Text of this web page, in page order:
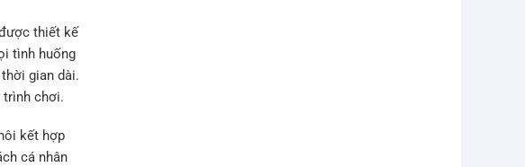
thiết kế
tình huống
gian dài.
chơi.
kết hợp
cá nhân